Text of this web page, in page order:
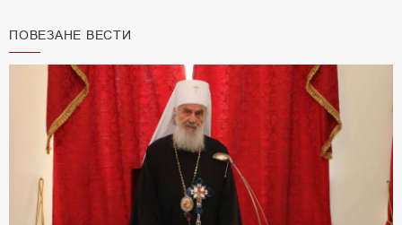
ПОВЕЗАНЕ ВЕСТИ